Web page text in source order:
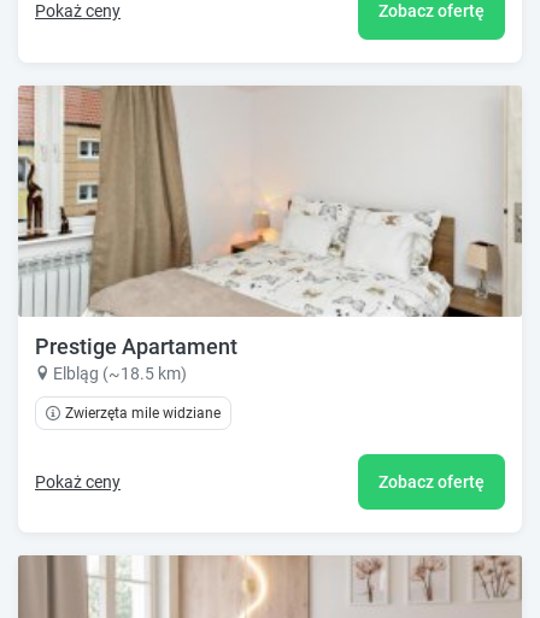
Pokaż ceny Zobacz ofertę
Prestige Apartament
Elbląg (~18.5 km)
Zwierzęta mile widziane
Pokaż ceny Zobacz ofertę